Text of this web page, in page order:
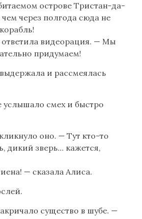
острове Тристан-да-
через полгода сюда не
видеорация. — Мы
придумаем!
и рассмеялась
услышало смех и быстро
оно. — Тут кто-то
дикий зверь... кажется,
— сказала Алиса.
существо в шубе. —